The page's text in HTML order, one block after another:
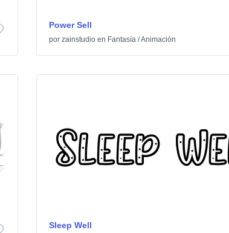
Power Sell
por zainstudioen Fantasía/Animación
Sleep Well